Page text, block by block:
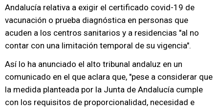
Andalucía relativa a exigir el certificado covid-19 de
vacunación o prueba diagnóstica en personas que
acuden a los centros sanitarios y a residencias "al no
contar con una limitación temporal de su vigencia".
Así lo ha anunciado el alto tribunal andaluz en un
comunicado en el que aclara que, "pese a considerar que
la medida planteada por la Junta de Andalucía cumple
con los requisitos de proporcionalidad, necesidad e